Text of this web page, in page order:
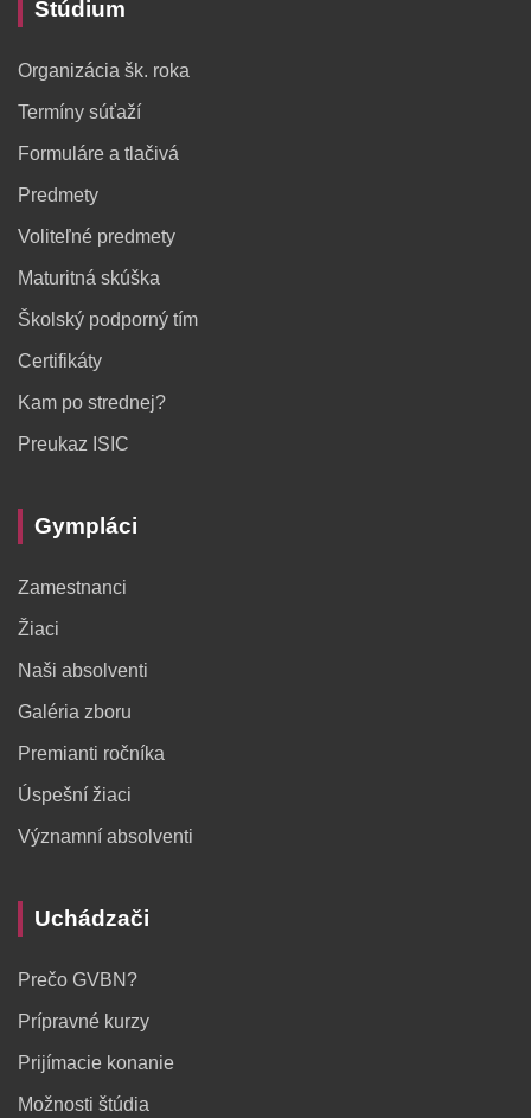
Štúdium
Organizácia šk. roka
Termíny súťaží
Formuláre a tlačivá
Predmety
Voliteľné predmety
Maturitná skúška
Školský podporný tím
Certifikáty
Kam po strednej?
Preukaz ISIC
Gympláci
Zamestnanci
Žiaci
Naši absolventi
Galéria zboru
Premianti ročníka
Úspešní žiaci
Významní absolventi
Uchádzači
Prečo GVBN?
Prípravné kurzy
Prijímacie konanie
Možnosti štúdia